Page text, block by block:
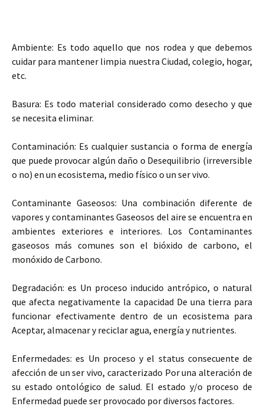
Ambiente: Es todo aquello que nos rodea y que debemos
cuidar para mantener limpia nuestra Ciudad, colegio, hogar,
etc.
Basura: Es todo material considerado como desecho y que
se necesita eliminar.
Contaminación: Es cualquier sustancia o forma de energía
que puede provocar algún daño o Desequilibrio (irreversible
o no) en un ecosistema, medio físico o un ser vivo.
Contaminante Gaseosos: Una combinación diferente de
vapores y contaminantes Gaseosos del aire se encuentra en
ambientes exteriores e interiores. Los Contaminantes
gaseosos más comunes son el bióxido de carbono, el
monóxido de Carbono.
Degradación: es Un proceso inducido antrópico, o natural
que afecta negativamente la capacidad De una tierra para
funcionar efectivamente dentro de un ecosistema para
Aceptar, almacenar y reciclar agua, energía y nutrientes.
Enfermedades: es Un proceso y el status consecuente de
afección de un ser vivo, caracterizado Por una alteración de
su estado ontológico de salud. El estado y/o proceso de
Enfermedad puede ser provocado por diversos factores.